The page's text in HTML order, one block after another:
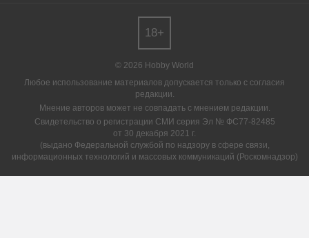
© 2026 Hobby World
Любое использование материалов допускается только с согласия
редакции.
Мнение авторов может не совпадать с мнением редакции.
Свидетельство о регистрации СМИ серия Эл № ФС77-82485
от 30 декабря 2021 г.
(выдано Федеральной службой по надзору в сфере связи,
информационных технологий и массовых коммуникаций (Роскомнадзор)
18+